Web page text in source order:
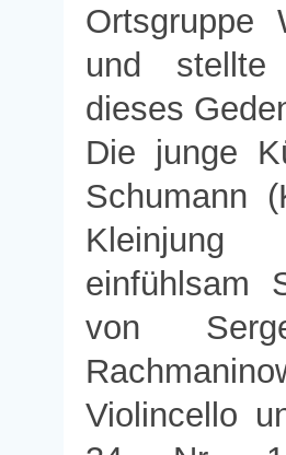
Ortsgruppe
und stellte
dieses
Die junge
Schumann
Kleinjung
einfühlsam
von
Violincello